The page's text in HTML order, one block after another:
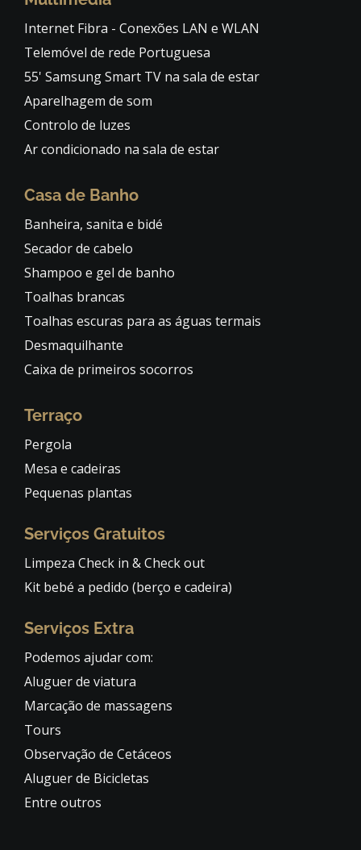
Internet Fibra - Conexões LAN e WLAN
Telemóvel de rede Portuguesa
55' Samsung Smart TV na sala de estar
Aparelhagem de som
Controlo de luzes
Ar condicionado na sala de estar
Casa de Banho
Banheira, sanita e bidé
Secador de cabelo
Shampoo e gel de banho
Toalhas brancas
Toalhas escuras para as águas termais
Desmaquilhante
Caixa de primeiros socorros
Terraço
Pergola
Mesa e cadeiras
Pequenas plantas
Serviços Gratuitos
Limpeza Check in & Check out
Kit bebé a pedido (berço e cadeira)
Serviços Extra
Podemos ajudar com:
Aluguer de viatura
Marcação de massagens
Tours
Observação de Cetáceos
Aluguer de Bicicletas
Entre outros